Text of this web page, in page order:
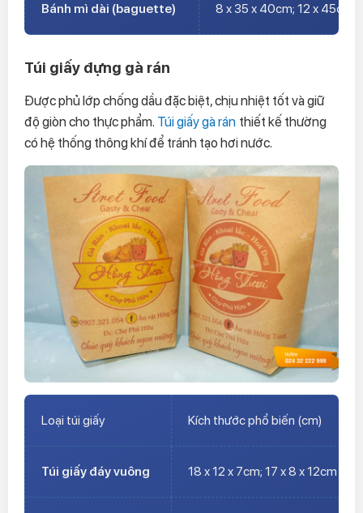
Bánh mì dài (baguette) 8 x 35 x 40cm; 12 x 45cm
Túi giấy đựng gà rán
Được phủ lớp chống dầu đặc biệt, chịu nhiệt tốt và giữ
độ giòn cho thực phẩm. Túi giấy gà rán thiết kế thường
có hệ thống thông khí để tránh tạo hơi nước.
Loại túi giấy Kích thước phổ biến (cm)
Túi giấy đáy vuông 18 x 12 x 7cm; 17 x 8 x 12cm ;